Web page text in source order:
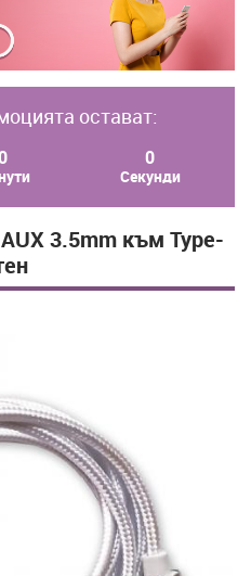
остават:
0
Секунди
3.5mm към Type-